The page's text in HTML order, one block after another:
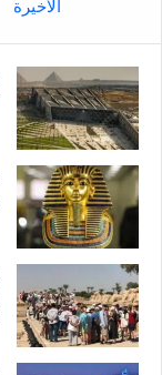
ل
س
ح
ي
الأخيرة